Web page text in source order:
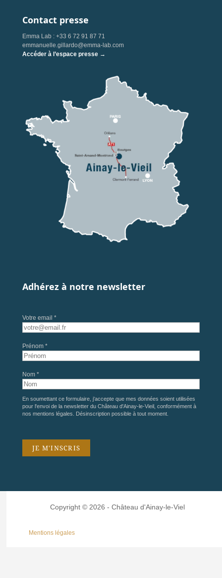
Contact presse
Emma Lab : +33 6 72 91 87 71
emmanuelle.gillardo@emma-lab.com
Accéder à l’espace presse →
Adhérez à notre newsletter
Votre email *
Prénom *
Nom *
En soumettant ce formulaire, j'accepte que mes données soient utilisées
pour l'envoi de la newsletter du Château d'Ainay-le-Vieil, conformément à
nos mentions légales . Désinscription possible à tout moment.
Copyright © 2026 - Château d'Ainay-le-Viel
Mentions légales